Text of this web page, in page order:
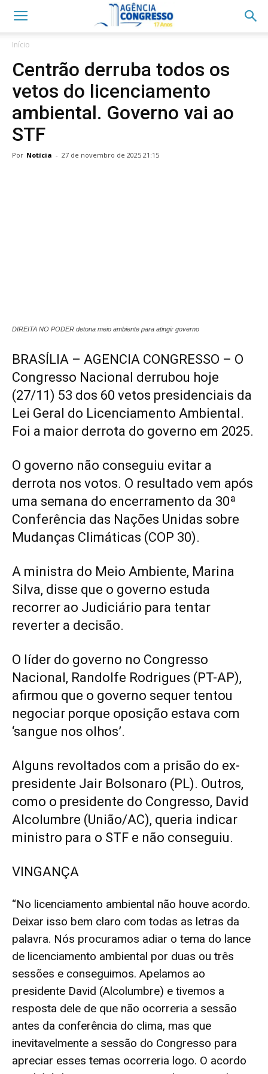
Início
Centrão derruba todos os
vetos do licenciamento
ambiental. Governo vai ao
STF
Por Notícia - 27 de novembro de 2025 21:15
DIREITA NO PODER detona meio ambiente para atingir governo
BRASÍLIA – AGENCIA CONGRESSO – O
Congresso Nacional derrubou hoje
(27/11) 53 dos 60 vetos presidenciais da
Lei Geral do Licenciamento Ambiental.
Foi a maior derrota do governo em 2025.
O governo não conseguiu evitar a
derrota nos votos. O resultado vem após
uma semana do encerramento da 30ª
Conferência das Nações Unidas sobre
Mudanças Climáticas (COP 30).
A ministra do Meio Ambiente, Marina
Silva, disse que o governo estuda
recorrer ao Judiciário para tentar
reverter a decisão.
O líder do governo no Congresso
Nacional, Randolfe Rodrigues (PT-AP),
afirmou que o governo sequer tentou
negociar porque oposição estava com
‘sangue nos olhos’.
Alguns revoltados com a prisão do ex-
presidente Jair Bolsonaro (PL). Outros,
como o presidente do Congresso, David
Alcolumbre (União/AC), queria indicar
ministro para o STF e não conseguiu.
VINGANÇA
“No licenciamento ambiental não houve acordo.
Deixar isso bem claro com todas as letras da
palavra. Nós procuramos adiar o tema do lance
de licenciamento ambiental por duas ou três
sessões e conseguimos. Apelamos ao
presidente David (Alcolumbre) e tivemos a
resposta dele de que não ocorreria a sessão
antes da conferência do clima, mas que
inevitavelmente a sessão do Congresso para
apreciar esses temas ocorreria logo. O acordo